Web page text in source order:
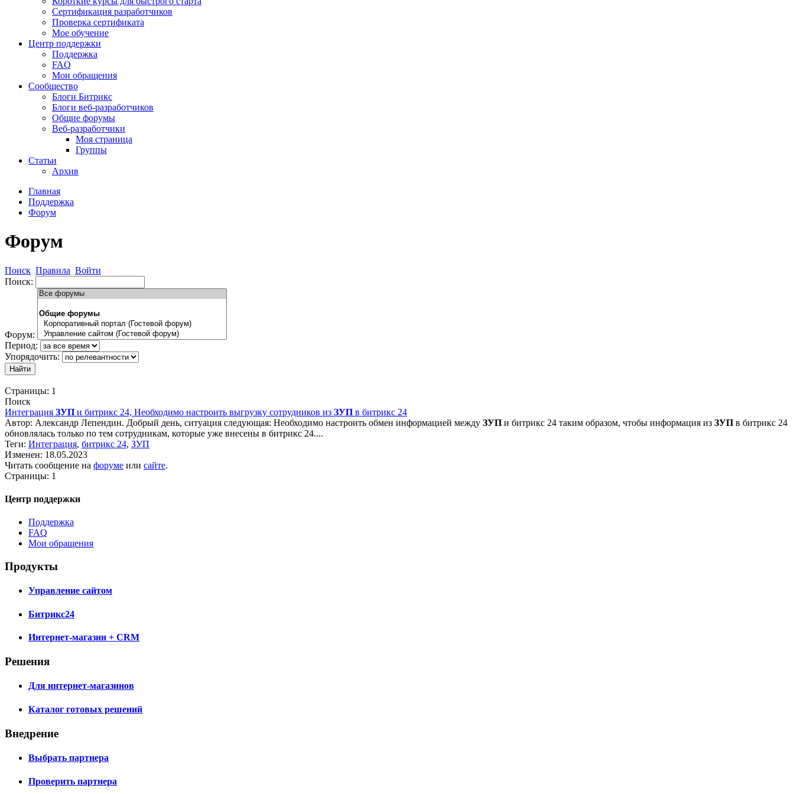
Сертификация разработчиков
Проверка сертификата
Мое обучение
Центр поддержки
Поддержка
FAQ
Мои обращения
Сообщество
Блоги Битрикс
Блоги веб-разработчиков
Общие форумы
Веб-разработчики
Моя страница
Группы
Статьи
Архив
Главная
Поддержка
Форум
Форум
Поиск Правила Войти
Поиск:
Форум:
Период:
Упорядочить:
Страницы: 1
Поиск
Интеграция ЗУП и битрикс 24, Необходимо настроить выгрузку сотрудников из ЗУП в битрикс 24
Автор: Александр Лепендин. Добрый день, ситуация следующая: Необходимо настроить обмен информацией между ЗУП и битрикс 24 таким образом, чтобы информация из ЗУП в битрикс 24
обновлялась только по тем сотрудникам, которые уже внесены в битрикс 24....
Теги: Интеграция, битрикс 24, ЗУП
Изменен: 18.05.2023
Читать сообщение на форуме или сайте.
Страницы: 1
Центр поддержки
Поддержка
FAQ
Мои обращения
Продукты
Управление сайтом
Битрикс24
Интернет-магазин + CRM
Решения
Для интернет-магазинов
Каталог готовых решений
Внедрение
Выбрать партнера
Проверить партнера